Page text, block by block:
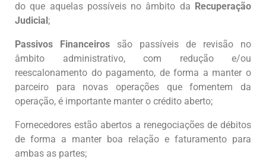
do que aquelas possíveis no âmbito da Recuperação
Judicial;
Passivos Financeiros são passíveis de revisão no
âmbito administrativo, com redução e/ou
reescalonamento do pagamento, de forma a manter o
parceiro para novas operações que fomentem da
operação, é importante manter o crédito aberto;
Fornecedores estão abertos a renegociações de débitos
de forma a manter boa relação e faturamento para
ambas as partes;